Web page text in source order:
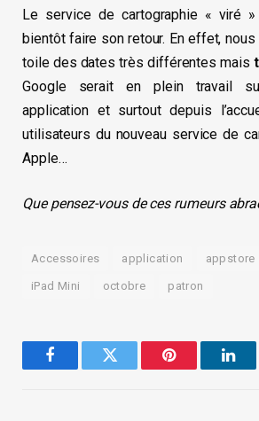
Le service de cartographie « viré »
bientôt faire son retour. En effet,
toile des dates très différentes mais
Google serait en plein travail
application et surtout depuis
utilisateurs du nouveau service de
Apple…
Que pensez-vous de ces rumeurs
Accessoires application appstore
iPad Mini octobre patron
FacebookTwitter Pinterest